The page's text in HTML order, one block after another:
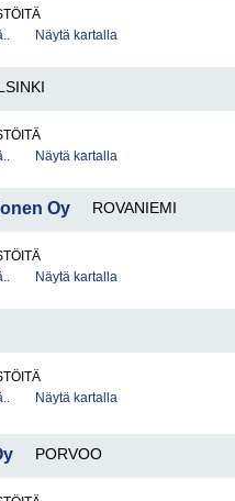
Näytä kartalla
Näytä kartalla
Oy ROVANIEMI
Näytä kartalla
Näytä kartalla
PORVOO